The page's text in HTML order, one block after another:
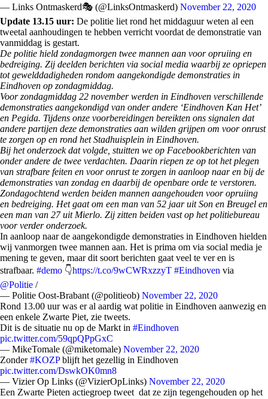
— Links Ontmaskerd🎭 (@LinksOntmaskerd) November 22, 2020
Update 13.15 uur: De politie liet rond het middaguur weten al een
tweetal aanhoudingen te hebben verricht voordat de demonstratie van
vanmiddag is gestart.
De politie hield zondagmorgen twee mannen aan voor opruiing en
bedreiging. Zij deelden berichten via social media waarbij ze opriepen
tot gewelddadigheden rondom aangekondigde demonstraties in
Eindhoven op zondagmiddag.
Voor zondagmiddag 22 november werden in Eindhoven verschillende
demonstraties aangekondigd van onder andere ‘Eindhoven Kan Het’
en Pegida. Tijdens onze voorbereidingen bereikten ons signalen dat
andere partijen deze demonstraties aan wilden grijpen om voor onrust
te zorgen op en rond het Stadhuisplein in Eindhoven.
Bij het onderzoek dat volgde, stuitten we op Facebookberichten van
onder andere de twee verdachten. Daarin riepen ze op tot het plegen
van strafbare feiten en voor onrust te zorgen in aanloop naar en bij de
demonstraties van zondag en daarbij de openbare orde te verstoren.
Zondagochtend werden beiden mannen aangehouden voor opruiing
en bedreiging. Het gaat om een man van 52 jaar uit Son en Breugel en
een man van 27 uit Mierlo. Zij zitten beiden vast op het politiebureau
voor verder onderzoek.
In aanloop naar de aangekondigde demonstraties in Eindhoven hielden
wij vanmorgen twee mannen aan. Het is prima om via social media je
mening te geven, maar dit soort berichten gaat veel te ver en is
strafbaar. #demo 👇https://t.co/9wCWRxzzyT #Eindhoven via
@Politie /
— Politie Oost-Brabant (@politieob) November 22, 2020
Rond 13.00 uur was er al aardig wat politie in Eindhoven aanwezig en
een enkele Zwarte Piet, zie tweets.
Dit is de situatie nu op de Markt in #Eindhoven
pic.twitter.com/59qpQPpGxC
— MikeTomale (@miketomale) November 22, 2020
Zonder#KOZPblijft het gezellig in Eindhoven
pic.twitter.com/DswkOK0mn8
— Vizier Op Links (@VizierOpLinks) November 22, 2020
Een Zwarte Pieten actiegroep tweet dat ze zijn tegengehouden op het